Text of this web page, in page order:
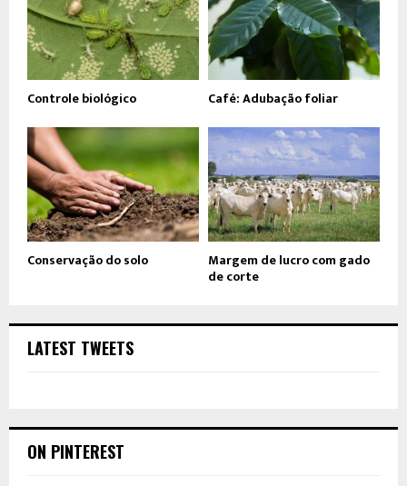
Controle biológico Café: Adubação foliar
Conservação do solo Margem de lucro com gado
de corte
LATEST TWEETS
ON PINTEREST